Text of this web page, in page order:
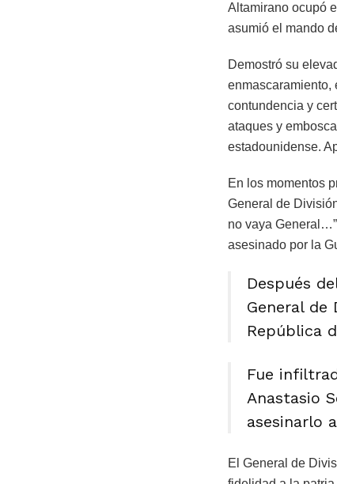
Altamirano ocupó
asumió el mando
Demostró su
enmascaramiento,
contundencia y
ataques y
estadounidense.
En los momentos
General de
no vaya
asesinado por la
Después
General
República
Fue
Anastasio
asesinarlo
El General de